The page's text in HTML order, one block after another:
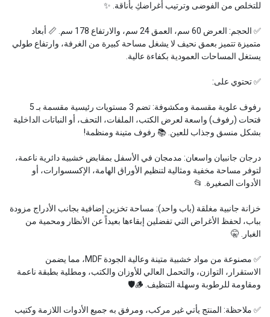
للتخلص من الفوضى وترتيب أغراضكِ بأناقة. ✨
✅ الحجم: العرض 60 سم، العمق 24 سم، والارتفاع 178 سم. 📏 أبعاد
متميزة تتميز بعمق نحيف لا يشغل مساحة كبيرة من الغرفة، وارتفاع طولي
يستغل المساحات العمودية بكفاءة عالية.
✅ تحتوي على:
رفوف علوية مقسمة ومكشوفة: تضم 3 مستويات رئيسية مقسمة بـ 5
فتحات (رفوف) واسعة لعرض الكتب، الملفات، التحف، أو النباتات الداخلية
بشكل منسق وجذاب للعين. 📚 رفوف متينة ومنظمة!
درجان جانبيان واسعان: مدمجان في الأسفل بمقابض خشبية دائرية ناعمة،
لتوفر مساحة مخفية ومثالية لتنظيم الأوراق الهامة، الإكسسوارات، أو
الأدوات الصغيرة. 📂
خزانة جانبية مغلقة (باب واحد): مساحة تخزين إضافية بجانب الأدراج مزودة
بباب، لحفظ الأغراض التي تفضلين إبقاءها بعيداً عن الأنظار ومحمية من
الغبار. 🤫
✅ مصنوعة من مواد خشبية متينة وعالية الجودة MDF، مما يضمن
الاستقرار، التوازن، والتحمل العالي للأوزان والكتب، ومطلية بطبقة ناعمة
ومقاومة للرطوبة وسهلة التنظيف. 🪵🛡️
✅ ملاحظة: المنتج يأتي غير مركب، ومرفق به جميع الأدوات اللازمة وكتيب